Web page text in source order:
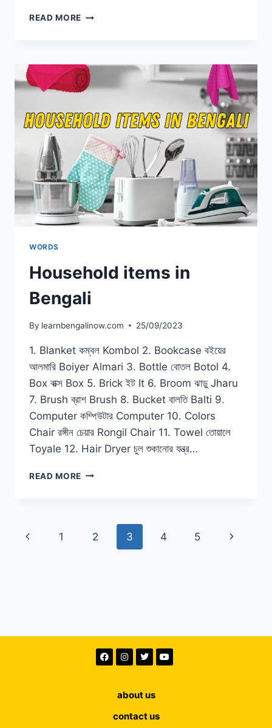
READ MORE
WORDS
Household items in
Bengali
By learnbengalinow.com 25/09/2023
1. Blanket কম্বল Kombol 2. Bookcase বইয়ের
আলমারি Boiyer Almari 3. Bottle বোতল Botol 4.
Box বাক্স Box 5. Brick ইট It 6. Broom ঝাড়ু Jharu
7. Brush ব্রাশ Brush 8. Bucket বালতি Balti 9.
Computer কম্পিউটার Computer 10. Colors
Chair রঙ্গীন চেয়ার Rongil Chair 11. Towel তোয়ালে
Toyale 12. Hair Dryer চুল শুকানোর যন্ত্র…
READ MORE
1 2 3 4 5
about us
contact us